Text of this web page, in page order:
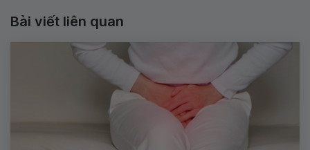
Bài viết liên quan